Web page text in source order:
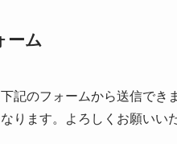
ーム
記のフォームから送信できま
ります。よろしくお願いい